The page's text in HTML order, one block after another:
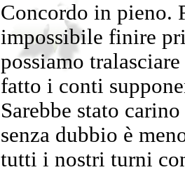
Concordo in pieno.
impossibile finire
possiamo
fatto i conti
Sarebbe stato
senza dubbio è
tutti i nostri turni